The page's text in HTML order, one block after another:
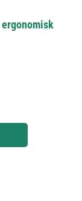
minska kvantiteten.